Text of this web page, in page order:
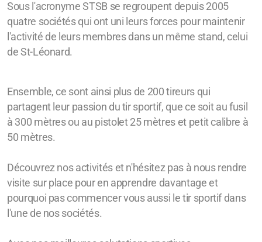
Sous l'acronyme STSB se regroupent depuis 2005
quatre sociétés qui ont uni leurs forces pour maintenir
l'activité de leurs membres dans un même stand, celui
de St-Léonard.
Ensemble, ce sont ainsi plus de 200 tireurs qui
partagent leur passion du tir sportif, que ce soit au fusil
à 300 mètres ou au pistolet 25 mètres et petit calibre à
50 mètres.
Découvrez nos activités et n'hésitez pas à nous rendre
visite sur place pour en apprendre davantage et
pourquoi pas commencer vous aussi le tir sportif dans
l'une de nos sociétés.